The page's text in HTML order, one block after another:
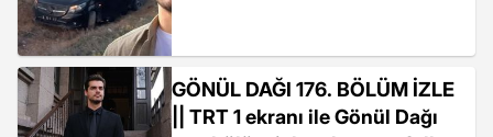
GÖNÜL DAĞI 176. BÖLÜM İZLE
|| TRT 1 ekranı ile Gönül Dağı